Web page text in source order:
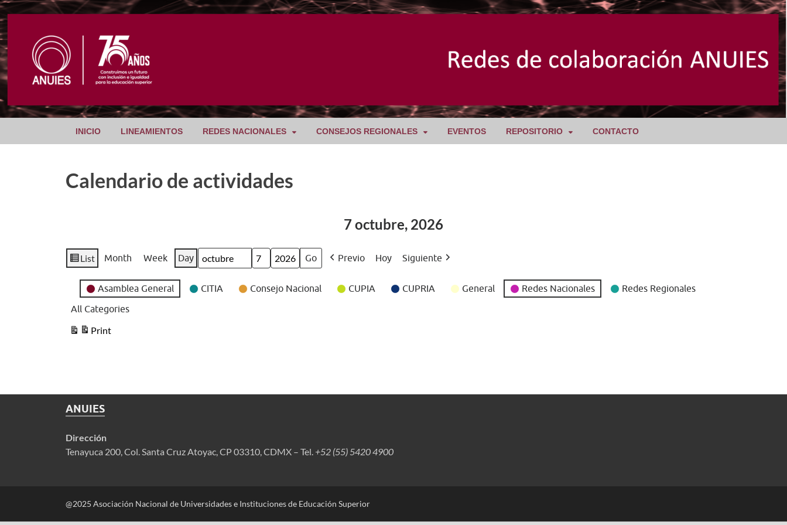
INICIO LINEAMIENTOS REDES NACIONALES CONSEJOS REGIONALES EVENTOS REPOSITORIO CONTACTO
Calendario de actividades
7 octubre, 2026
View
List Month Week Day
Month
Day
Year
Previo Hoy Siguiente
Event
Categories
Asamblea General CITIA Consejo Nacional CUPIA CUPRIA General Redes Nacionales
Redes Regionales
All Categories
Print
View
ANUIES
Dirección
Tenayuca 200, Col. Santa Cruz Atoyac, CP 03310, CDMX – Tel. +52 (55) 5420 4900
@2025 Asociación Nacional de Universidades e Instituciones de Educación Superior